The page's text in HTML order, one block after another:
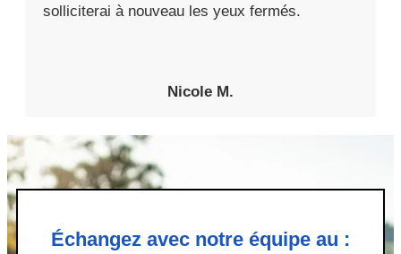
solliciterai à nouveau les yeux fermés.
Nicole M.
Échangez avec notre équipe au :